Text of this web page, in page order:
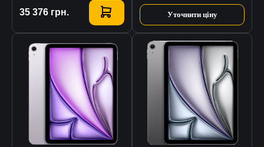
35 376 грн.
Купити Уточнити ціну